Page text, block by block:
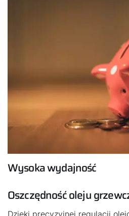
Wysoka wydajność
Oszczędność oleju